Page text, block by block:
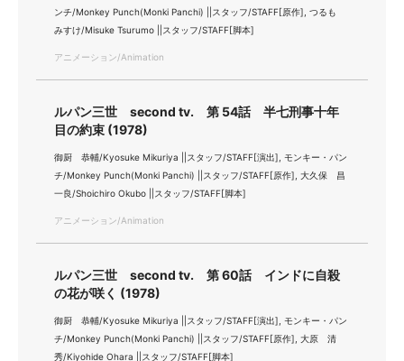
ンチ/Monkey Punch(Monki Panchi) ||スタッフ/STAFF[原作], つるも
みすけ/Misuke Tsurumo ||スタッフ/STAFF[脚本]
アニメーション/Animation
ルパン三世 second tv. 第 54話 半七刑事十年
目の約束 (1978)
御厨 恭輔/Kyosuke Mikuriya ||スタッフ/STAFF[演出], モンキー・パン
チ/Monkey Punch(Monki Panchi) ||スタッフ/STAFF[原作], 大久保 昌
一良/Shoichiro Okubo ||スタッフ/STAFF[脚本]
アニメーション/Animation
ルパン三世 second tv. 第 60話 インドに自殺
の花が咲く (1978)
御厨 恭輔/Kyosuke Mikuriya ||スタッフ/STAFF[演出], モンキー・パン
チ/Monkey Punch(Monki Panchi) ||スタッフ/STAFF[原作], 大原 清
秀/Kiyohide Ohara ||スタッフ/STAFF[脚本]